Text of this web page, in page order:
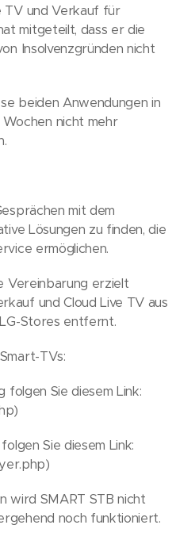
TV und Verkauf für
mitgeteilt, dass er die
Insolvenzgründen nicht
beiden Anwendungen in
nicht mehr
mit dem
Lösungen zu finden, die
ermöglichen.
Vereinbarung erzielt
und Cloud Live TV aus
Stores entfernt.
TVs:
Sie diesem Link:
Sie diesem Link:
wird SMART STB nicht
noch funktioniert.